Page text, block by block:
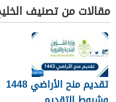
مقالات من تصنيف
تقديم منح الأراضي 1448